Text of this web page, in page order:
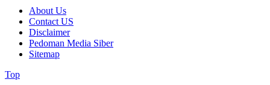
About Us
Contact US
Disclaimer
Pedoman Media Siber
Sitemap
Top